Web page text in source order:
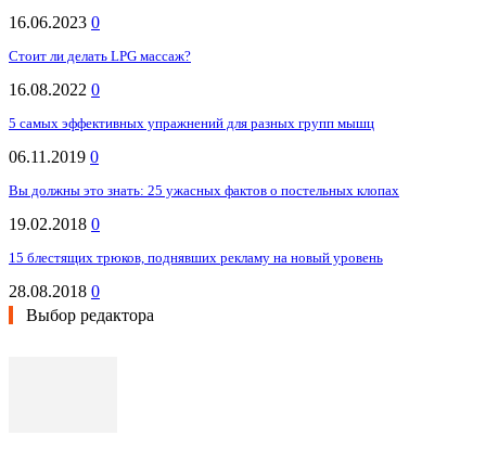
16.06.2023 0
Стоит ли делать LPG массаж?
16.08.2022 0
5 самых эффективных упражнений для разных групп мышц
06.11.2019 0
Вы должны это знать: 25 ужасных фактов о постельных клопах
19.02.2018 0
15 блестящих трюков, поднявших рекламу на новый уровень
28.08.2018 0
Выбор редактора